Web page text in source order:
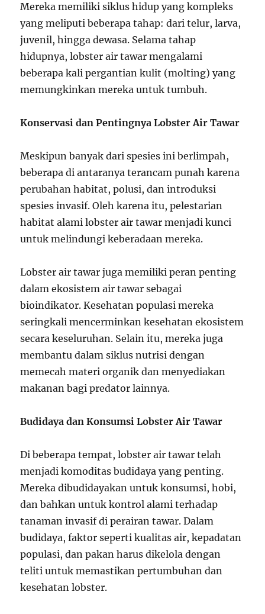
Mereka memiliki siklus hidup yang kompleks
yang meliputi beberapa tahap: dari telur, larva,
juvenil, hingga dewasa. Selama tahap
hidupnya, lobster air tawar mengalami
beberapa kali pergantian kulit (molting) yang
memungkinkan mereka untuk tumbuh.
Konservasi dan Pentingnya Lobster Air Tawar
Meskipun banyak dari spesies ini berlimpah,
beberapa di antaranya terancam punah karena
perubahan habitat, polusi, dan introduksi
spesies invasif. Oleh karena itu, pelestarian
habitat alami lobster air tawar menjadi kunci
untuk melindungi keberadaan mereka.
Lobster air tawar juga memiliki peran penting
dalam ekosistem air tawar sebagai
bioindikator. Kesehatan populasi mereka
seringkali mencerminkan kesehatan ekosistem
secara keseluruhan. Selain itu, mereka juga
membantu dalam siklus nutrisi dengan
memecah materi organik dan menyediakan
makanan bagi predator lainnya.
Budidaya dan Konsumsi Lobster Air Tawar
Di beberapa tempat, lobster air tawar telah
menjadi komoditas budidaya yang penting.
Mereka dibudidayakan untuk konsumsi, hobi,
dan bahkan untuk kontrol alami terhadap
tanaman invasif di perairan tawar. Dalam
budidaya, faktor seperti kualitas air, kepadatan
populasi, dan pakan harus dikelola dengan
teliti untuk memastikan pertumbuhan dan
kesehatan lobster.